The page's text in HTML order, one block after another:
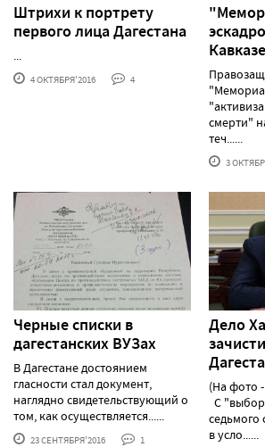
Штрихи к портрету
первого лица Дагестана
...
4 ОКТЯБРЯ'2016 4
Кавказе
смерти"
теч......
3
Черные списки в
дагестанских ВУЗах
В Дагестане достоянием
гласности стал документ,
наглядно свидетельствующий о
том, как осуществляется......
23 СЕНТЯБРЯ'2016 1
Дело
(На фото
С
в усло......